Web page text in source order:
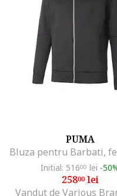
PUMA
Initial: 51600 lei -
25800lei
Vandut de Various